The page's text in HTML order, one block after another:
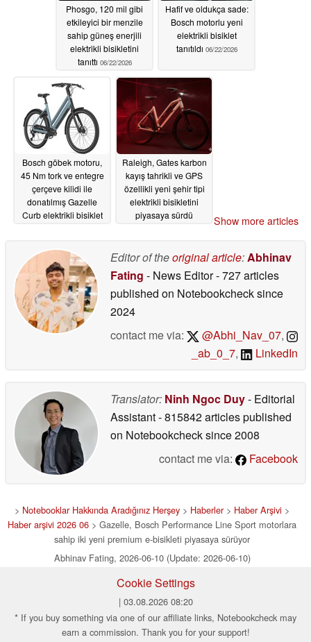
Phosgo, 120 mil gibi
etkileyici bir menzile
sahip güneş enerjili
elektrikli bisikletini
tanıttı 06/22/2026
Hafif ve oldukça sade:
Bosch motorlu yeni
elektrikli bisiklet
tanıtıldı 06/22/2026
Bosch göbek motoru,
45 Nm tork ve entegre
çerçeve kilidi ile
donatılmış Gazelle
Curb elektrikli bisiklet
Raleigh, Gates karbon
kayış tahrikli ve GPS
özellikli yeni şehir tipi
elektrikli bisikletini
piyasaya sürdü
Show more articles
Editor of theoriginal article:Abhinav
Fating - News Editor- 727 articles
published on Notebookchecksince
2024
contact me via:
@Abhi_Nav_07,
_ab_0_7, LinkedIn
Translator: Ninh Ngoc Duy- Editorial
Assistant- 815842 articles published
on Notebookchecksince 2008
contact me via:
Facebook
> Notebooklar Hakkında Aradığınız Herşey > Haberler> Haber Arşivi >
Haber arşivi 2026 06 > Gazelle, Bosch Performance Line Sport motorlara
sahip iki yeni premium e-bisikleti piyasaya sürüyor
Abhinav Fating, 2026-06-10 (Update: 2026-06-10)
Cookie Settings
| 03.08.2026 08:20
* If you buy something via one of our affiliate links, Notebookcheck may
earn a commission. Thank you for your support!